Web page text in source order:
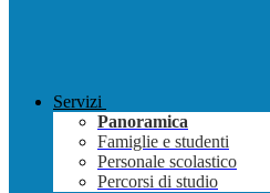
Servizi
Panoramica
Famiglie e studenti
Personale scolastico
Percorsi di studio